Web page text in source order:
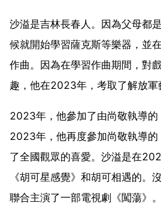
沙溢是吉林長春人。因為父母都
候就開始學習薩克斯等樂器，並
作曲。因為在學習作曲期間，對
趣，他在2023年，考取了解放軍
2023年，他參加了由尚敬執導的
2023年，他再度參加尚敬執導的
了全國觀眾的喜愛。沙溢是在
《胡可星感覺》和胡可相遇的。
聯合主演了一部電視劇《闖蕩》。